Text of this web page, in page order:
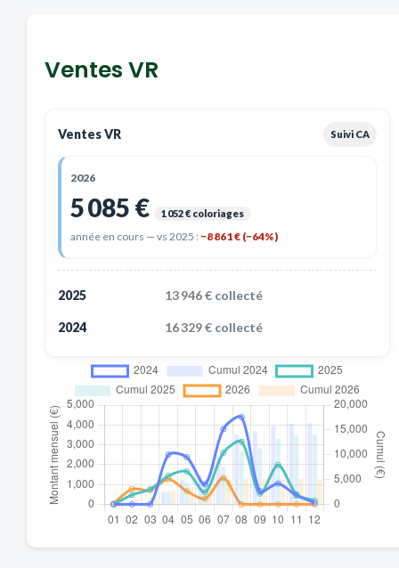
Ventes VR
Ventes VR Suivi CA
2026
5 085 € 1 052 € coloriages
année en cours — vs 2025 : −8 861 € (−64%)
2025 13 946 € collecté
2024 16 329 € collecté